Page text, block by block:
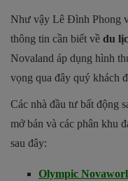
Như vậy Lê Đình Phong
thông tin cần biết về du
Novaland áp dụng hình
vọng qua đây quý khách
Các nhà đầu tư bất động
mở bán và các phân khu
sau đây:
Olympic